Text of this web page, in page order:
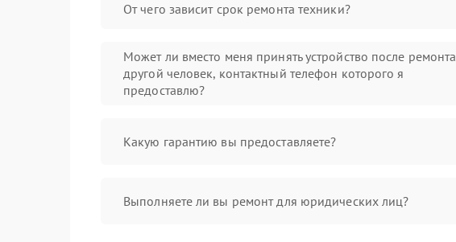
От чего зависит срок ремонта техники?
Может ли вместо меня принять устройство после ремонта
другой человек, контактный телефон которого я
предоставлю?
Какую гарантию вы предоставляете?
Выполняете ли вы ремонт для юридических лиц?